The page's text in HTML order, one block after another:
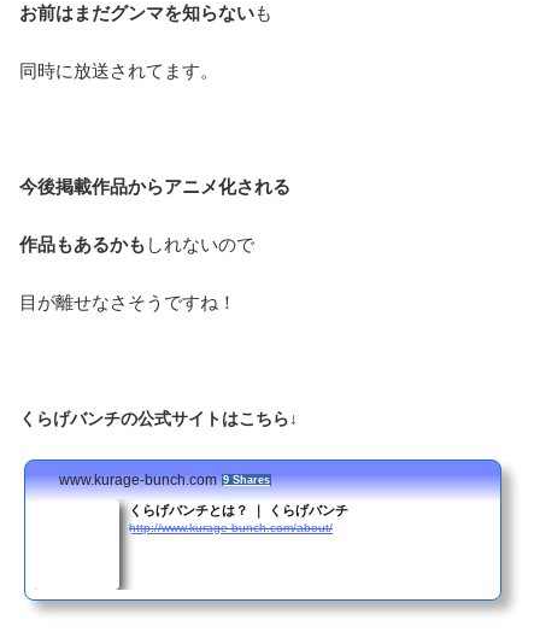
お前はまだグンマを知らないも
同時に放送されてます。
今後掲載作品からアニメ化される
作品もあるかも しれないので
目が離せなさそうですね！
くらげバンチの公式サイトはこちら↓
www.kurage-bunch.com 9 Shares
くらげバンチとは？ ｜ くらげバンチ
http://www.kurage-bunch.com/about/